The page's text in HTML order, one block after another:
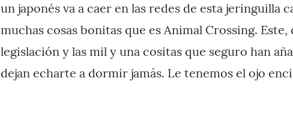
un japonés va a caer en las redes de esta jeringuilla
muchas cosas bonitas que es Animal Crossing.
legislación y las mil y una cositas que seguro han
dejan echarte a dormir jamás. Le tenemos el ojo